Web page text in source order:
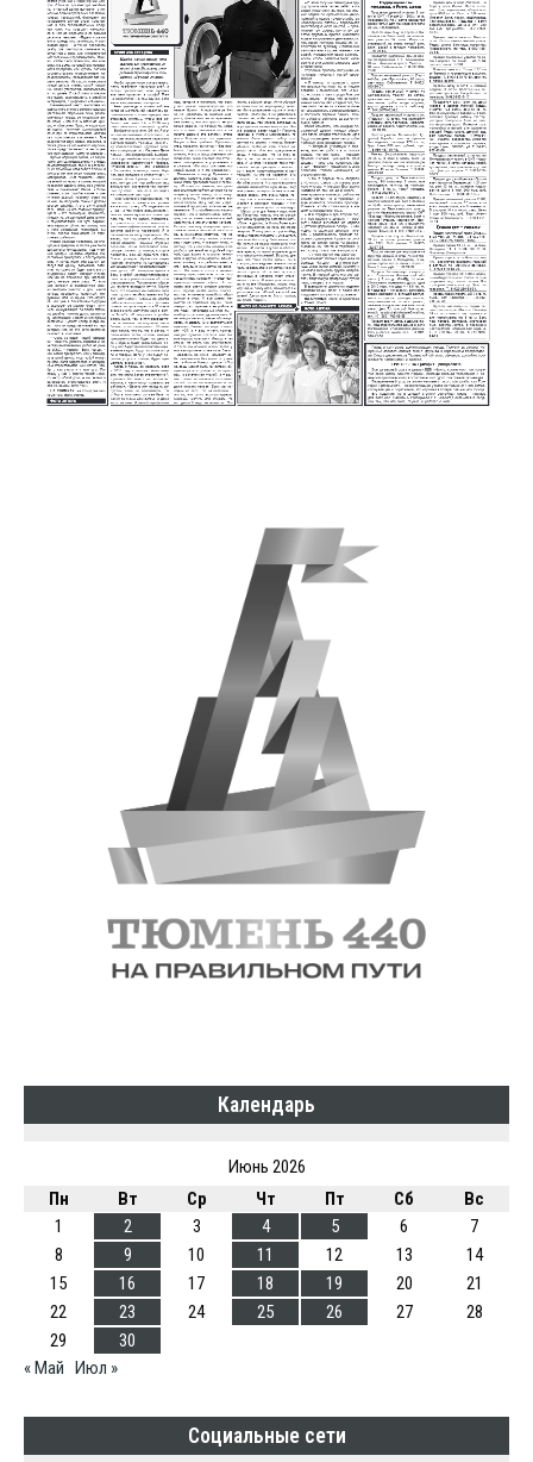
Календарь
Июнь 2026
Пн
Вт Ср Чт Пт Сб
Вс
1
2 3 4 5 6
7
8
9 10 11 12 13
14
15
16 17 18 19 20
21
22
23 24 25 26 27
28
29
30
« Май
Июл »
Социальные сети